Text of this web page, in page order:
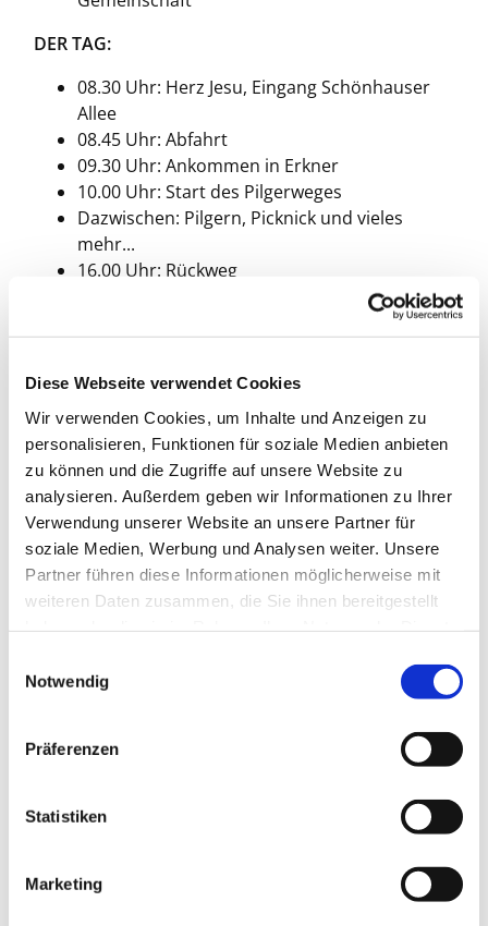
Diese Webseite verwendet Cookies
Wir verwenden Cookies, um Inhalte und Anzeigen zu
personalisieren, Funktionen für soziale Medien anbieten
zu können und die Zugriffe auf unsere Website zu
analysieren. Außerdem geben wir Informationen zu Ihrer
Verwendung unserer Website an unsere Partner für
soziale Medien, Werbung und Analysen weiter. Unsere
Partner führen diese Informationen möglicherweise mit
weiteren Daten zusammen, die Sie ihnen bereitgestellt
Notwendig
Präferenzen
Statistiken
Marketing
DER TAG:
08.30 Uhr: Herz Jesu, Eingang Schönhauser
Allee
08.45 Uhr: Abfahrt
09.30 Uhr: Ankommen in Erkner
10.00 Uhr: Start des Pilgerweges
Dazwischen: Pilgern, Picknick und vieles
mehr...
16.00 Uhr: Rückweg